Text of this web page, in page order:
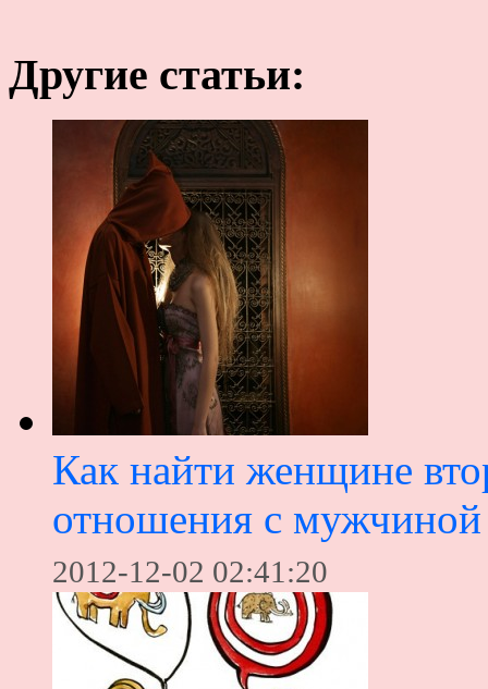
Другие статьи:
Как найти женщине
отношения с мужчиной
2012-12-02 02:41:20